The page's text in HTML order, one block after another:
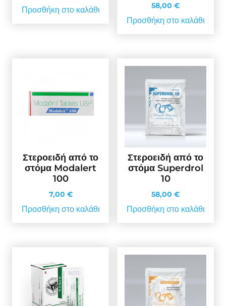
Προσθήκη στο καλάθι 58,00 €
Προσθήκη στο καλάθι
Στεροειδή από το
στόμα Modalert
100
7,00 €
Προσθήκη στο καλάθι
Στεροειδή από το
στόμα Superdrol
10
58,00 €
Προσθήκη στο καλάθι